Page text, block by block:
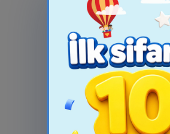
Harry
GCN30, 1pc,